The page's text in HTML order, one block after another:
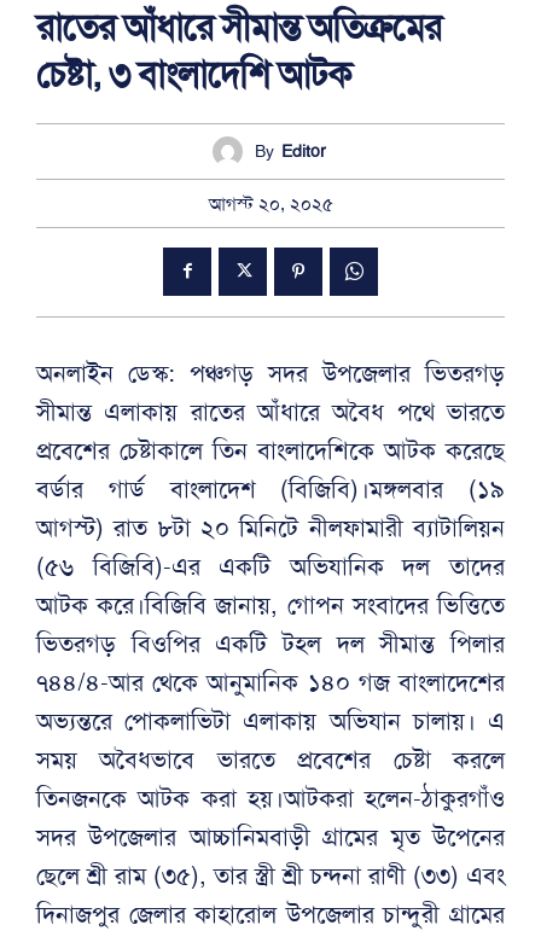
রাতের আঁধারে সীমান্ত অতিক্রমের
চেষ্টা, ৩ বাংলাদেশি আটক
By Editor
আগস্ট ২০, ২০২৫
অনলাইন ডেস্ক: পঞ্চগড় সদর উপজেলার ভিতরগড়
সীমান্ত এলাকায় রাতের আঁধারে অবৈধ পথে ভারতে
প্রবেশের চেষ্টাকালে তিন বাংলাদেশিকে আটক করেছে
বর্ডার গার্ড বাংলাদেশ (বিজিবি)।মঙ্গলবার (১৯
আগস্ট) রাত ৮টা ২০ মিনিটে নীলফামারী ব্যাটালিয়ন
(৫৬ বিজিবি)-এর একটি অভিযানিক দল তাদের
আটক করে।বিজিবি জানায়, গোপন সংবাদের ভিত্তিতে
ভিতরগড় বিওপির একটি টহল দল সীমান্ত পিলার
৭৪৪/৪-আর থেকে আনুমানিক ১৪০ গজ বাংলাদেশের
অভ্যন্তরে পোকলাভিটা এলাকায় অভিযান চালায়। এ
সময় অবৈধভাবে ভারতে প্রবেশের চেষ্টা করলে
তিনজনকে আটক করা হয়।আটকরা হলেন-ঠাকুরগাঁও
সদর উপজেলার আচ্চানিমবাড়ী গ্রামের মৃত উপেনের
ছেলে শ্রী রাম (৩৫), তার স্ত্রী শ্রী চন্দনা রাণী (৩৩) এবং
দিনাজপুর জেলার কাহারোল উপজেলার চান্দুরী গ্রামের